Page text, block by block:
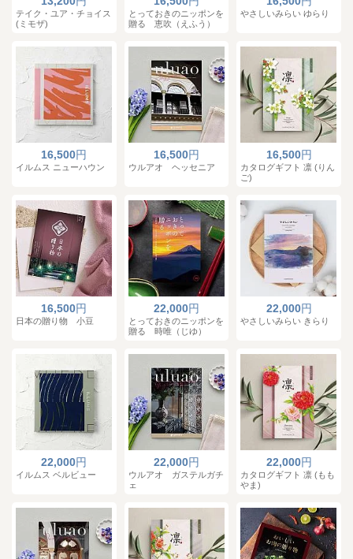
テイク・ユア・チョイス
(ミモザ)
とっておきのニッポンを
贈る 恵吹（えふう）
やさしいみらい ゆらり
16,500円
イルムス ニューハウン
16,500円
ウルアオ ヘッセニア
16,500円
カタログギフト 凛 (りん
ご)
16,500円
日本の贈り物 小豆
22,000円
とっておきのニッポンを
贈る 時唯（じゆ）
22,000円
やさしいみらい きらり
22,000円
イルムス ベルビュー
22,000円
ウルアオ ガステルガチ
ェ
22,000円
カタログギフト 凛 (もも
やま)